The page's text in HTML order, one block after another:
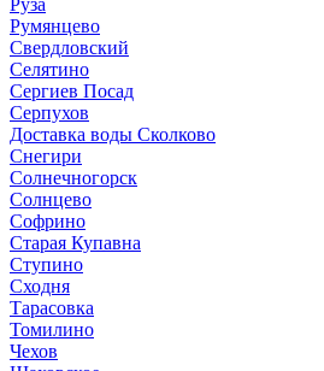
Руза
Румянцево
Свердловский
Селятино
Сергиев Посад
Серпухов
Доставка воды Сколково
Снегири
Солнечногорск
Солнцево
Софрино
Старая Купавна
Ступино
Сходня
Тарасовка
Томилино
Чехов